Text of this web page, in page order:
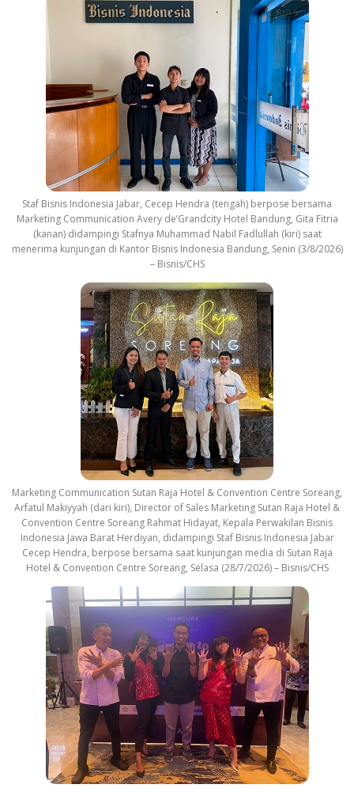
Staf Bisnis Indonesia Jabar, Cecep Hendra (tengah) berpose bersama
Marketing Communication Avery de’Grandcity Hotel Bandung, Gita Fitria
(kanan) didampingi Stafnya Muhammad Nabil Fadlullah (kiri) saat
menerima kunjungan di Kantor Bisnis Indonesia Bandung, Senin (3/8/2026)
– Bisnis/CHS
Marketing Communication Sutan Raja Hotel & Convention Centre Soreang,
Arfatul Makiyyah (dari kiri), Director of Sales Marketing Sutan Raja Hotel &
Convention Centre Soreang Rahmat Hidayat, Kepala Perwakilan Bisnis
Indonesia Jawa Barat Herdiyan, didampingi Staf Bisnis Indonesia Jabar
Cecep Hendra, berpose bersama saat kunjungan media di Sutan Raja
Hotel & Convention Centre Soreang, Selasa (28/7/2026) – Bisnis/CHS